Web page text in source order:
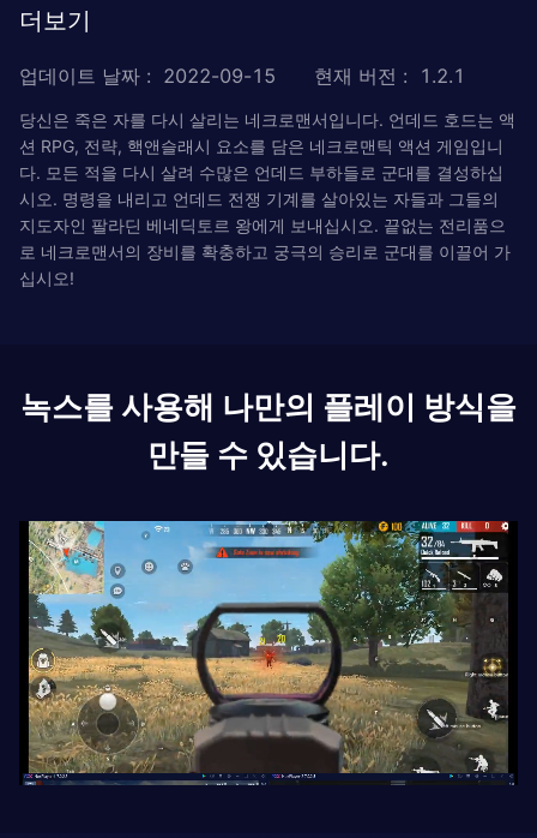
더보기
업데이트 날짜 : 2022-09-15 현재 버전 : 1.2.1
당신은 죽은 자를 다시 살리는 네크로맨서입니다. 언데드 호드는 액
션 RPG, 전략, 핵앤슬래시 요소를 담은 네크로맨틱 액션 게임입니
다. 모든 적을 다시 살려 수많은 언데드 부하들로 군대를 결성하십
시오. 명령을 내리고 언데드 전쟁 기계를 살아있는 자들과 그들의
지도자인 팔라딘 베네딕토르 왕에게 보내십시오. 끝없는 전리품으
로 네크로맨서의 장비를 확충하고 궁극의 승리로 군대를 이끌어 가
십시오!
녹스를 사용해 나만의 플레이 방식을
만들 수 있습니다.